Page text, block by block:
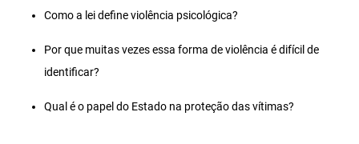
Como a lei define violência psicológica?
Por que muitas vezes essa forma de violência é difícil de
identificar?
Qual é o papel do Estado na proteção das vítimas?